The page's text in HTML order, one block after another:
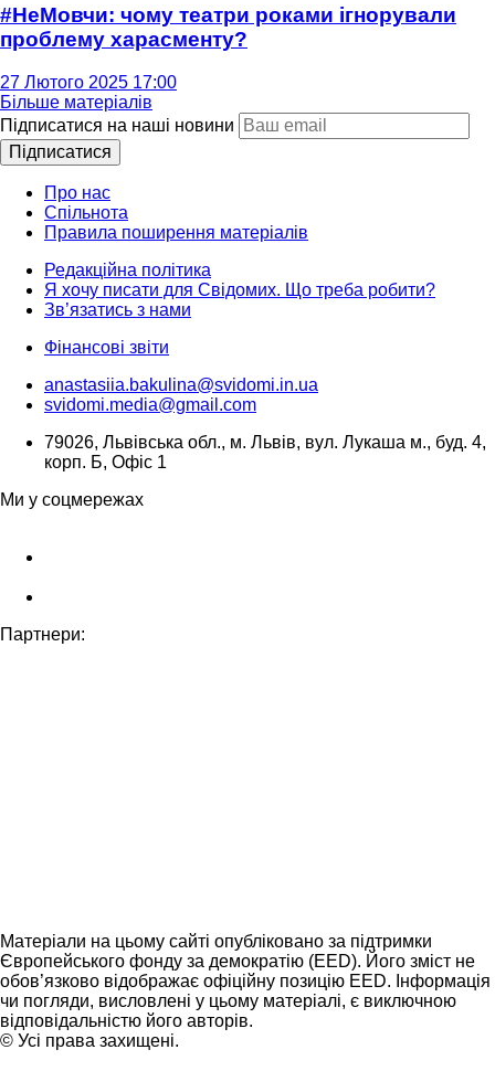
#НеМовчи: чому театри роками ігнорували
проблему харасменту?
27 Лютого 2025 17:00
Більше матеріалів
Підписатися на наші новини
Підписатися
Про нас
Спільнота
Правила поширення матеріалів
Редакційна політика
Я хочу писати для Свідомих. Що треба робити?
Зв’язатись з нами
Фінансові звіти
anastasiia.bakulina@svidomi.in.ua
svidomi.media@gmail.com
79026, Львівська обл., м. Львів, вул. Лукаша м., буд. 4,
корп. Б, Офіс 1
Ми у соцмережах
Партнери:
Матеріали на цьому сайті опубліковано за підтримки
Європейського фонду за демократію (EED). Його зміст не
обов’язково відображає офіційну позицію EED. Інформація
чи погляди, висловлені у цьому матеріалі, є виключною
відповідальністю його авторів.
© Усі права захищені.